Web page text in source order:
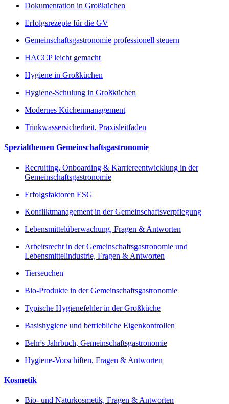
Dokumentation in Großküchen
Erfolgsrezepte für die GV
Gemeinschaftsgastronomie professionell steuern
HACCP leicht gemacht
Hygiene in Großküchen
Hygiene-Schulung in Großküchen
Modernes Küchenmanagement
Trinkwassersicherheit, Praxisleitfaden
Spezialthemen Gemeinschaftsgastronomie
Recruiting, Onboarding & Karriereentwicklung in der
Gemeinschaftsgastronomie
Erfolgsfaktoren ESG
Konfliktmanagement in der Gemeinschaftsverpflegung
Lebensmittelüberwachung, Fragen & Antworten
Arbeitsrecht in der Gemeinschaftsgastronomie und
Lebensmittelindustrie, Fragen & Antworten
Tierseuchen
Bio-Produkte in der Gemeinschaftsgastronomie
Typische Hygienefehler in der Großküche
Basishygiene und betriebliche Eigenkontrollen
Behr's Jahrbuch, Gemeinschaftsgastronomie
Hygiene-Vorschiften, Fragen & Antworten
Kosmetik
Bio- und Naturkosmetik, Fragen & Antworten